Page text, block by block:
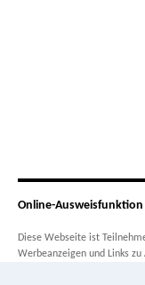
Online-Ausweisfunktion
Diese Webseite ist
Werbeanzeigen und Links